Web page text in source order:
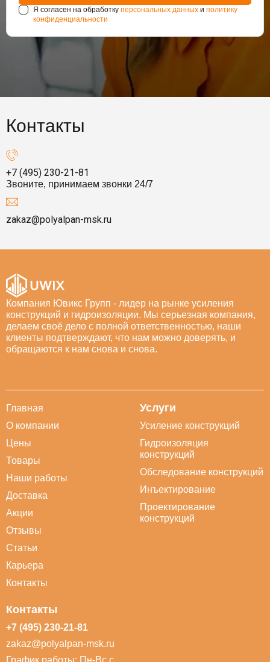
Я согласен на обработку персональных данных и политику
конфиденциальности
Контакты
+7 (495) 230-21-81
Звоните, принимаем звонки 24/7
zakaz@polyalpan-msk.ru
Компания Ювикс Групп - лидер на рынке усиления
конструкций и гидроизоляции. Мы серьезная компания,
делаем своё дело с полной ответственностью, наши
клиенты подтверждают, что нам можно доверять, и
обращаются к нам снова и снова.
Главная
О компании
Цены
Товары
Наши работы
Доставка
Акции
Отзывы
Статьи
Карьера
Контакты
Услуги
Усиление конструкций
Гидроизоляция
конструкций
Обследование конструкций
Инъектирование
Проектирование
конструкций
Контакты
+7 (495) 230-21-81
zakaz@polyalpan-msk.ru
График работы: Пн-Вс с